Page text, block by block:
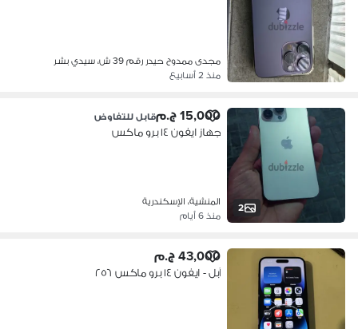
مجدى ممدوح حيدر رقم 39 ش، سيدي بشر
منذ 2 أسابيع
2
15,000 ج.م قابل للتفاوض
جهاز ايفون ١٤ برو ماكس
المنشية، الإسكندرية
منذ 6 أيام
43,000 ج.م
آبل - ايفون ١٤ برو ماكس ٢٥٦